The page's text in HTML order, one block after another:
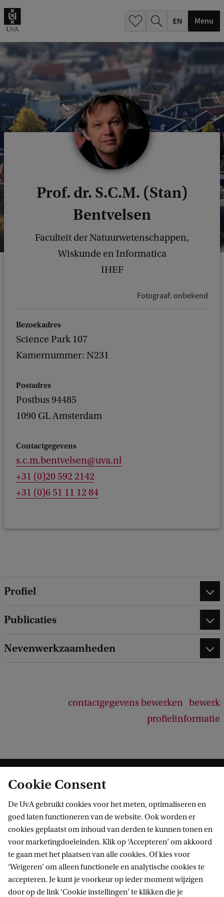
Menu
Prof. dr. S.C.M. (Stan)
Bentvelsen
Faculteit der Natuurwetenschappen,
Wiskunde en Informatica
IHEF
Fotograaf: onbekend
Bezoekadres
Science Park 107
Kamernummer: N231
Postadres
Postbus 94485
1090 GL Amsterdam
Contactgegevens
s.c.m.bentvelsen@uva.nl
+31 (0)20 592 2142
+31 (0)6 51 11 12 84
Profiel
Publicaties
Nevenwerkzaamheden
contactgegevens bewerken bewerk
profielinformatie
Informatie voor
Bachelorstudiekiezers
Masterstudiekiezers
UvA-studenten
Direct naar
Webmail
Cookie Consent
De UvA gebruikt cookies voor het meten, optimaliseren en
goed laten functioneren van de website. Ook worden er
cookies geplaatst om inhoud van derden te kunnen tonen en
voor marketingdoeleinden. Klik op ‘Accepteren’ om akkoord
te gaan met het plaatsen van alle cookies. Of kies voor
‘Weigeren’ om alleen functionele en analytische cookies te
accepteren. Je kunt je voorkeur op ieder moment wijzigen
door op de link ‘Cookie instellingen’ te klikken die je